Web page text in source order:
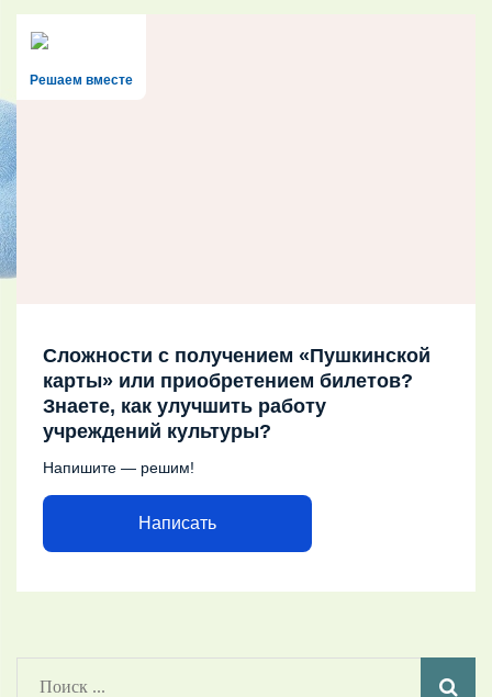
Решаем вместе
Сложности с получением «Пушкинской
карты» или приобретением билетов?
Знаете, как улучшить работу
учреждений культуры?
Напишите — решим!
Написать